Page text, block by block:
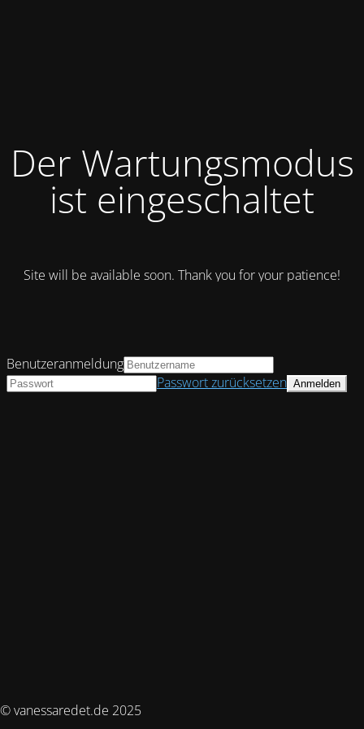
Der Wartungsmodus
ist eingeschaltet
Site will be available soon. Thank you for your patience!
© vanessaredet.de 2025
Benutzeranmeldung
Passwort zurücksetzen